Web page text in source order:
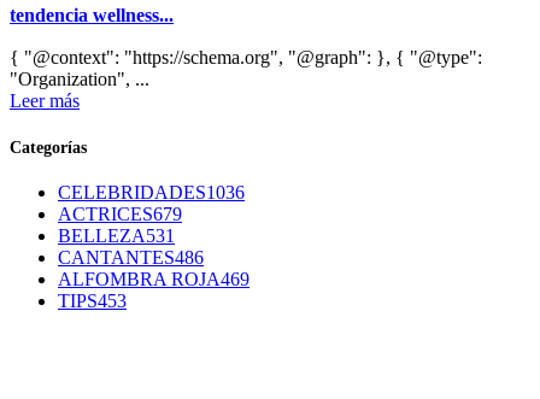
tendencia wellness...
{ "@context": "https://schema.org", "@graph": }, { "@type":
"Organization", ...
Leer más
Categorías
CELEBRIDADES1036
ACTRICES679
BELLEZA531
CANTANTES486
ALFOMBRA ROJA469
TIPS453